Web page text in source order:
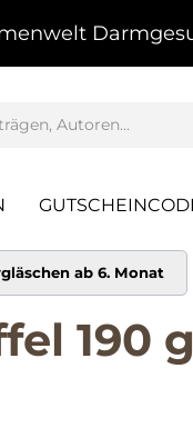
ab 6. Monat
190 g